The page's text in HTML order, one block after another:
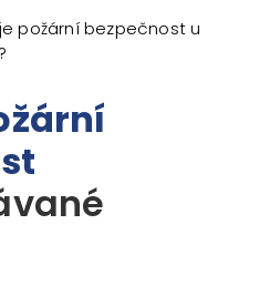
požární bezpečnost u